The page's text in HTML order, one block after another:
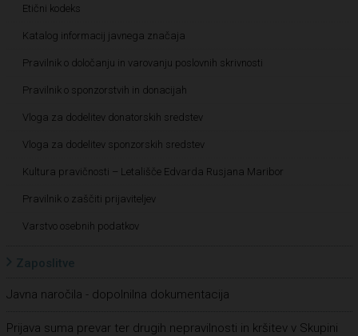
Etični kodeks
Katalog informacij javnega značaja
Pravilnik o določanju in varovanju poslovnih skrivnosti
Pravilnik o sponzorstvih in donacijah
Vloga za dodelitev donatorskih sredstev
Vloga za dodelitev sponzorskih sredstev
Kultura pravičnosti – Letališče Edvarda Rusjana Maribor
Pravilnik o zaščiti prijaviteljev
Varstvo osebnih podatkov
Zaposlitve
Javna naročila - dopolnilna dokumentacija
Prijava suma prevar ter drugih nepravilnosti in kršitev v Skupini